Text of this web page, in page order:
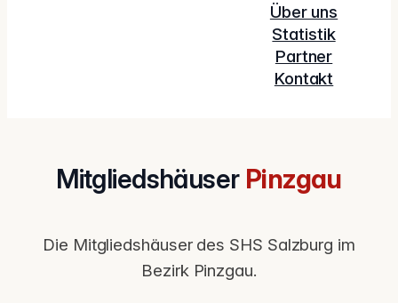
Über uns
Statistik
Partner
Kontakt
Mitgliedshäuser Pinzgau
Die Mitgliedshäuser des SHS Salzburg im
Bezirk Pinzgau.